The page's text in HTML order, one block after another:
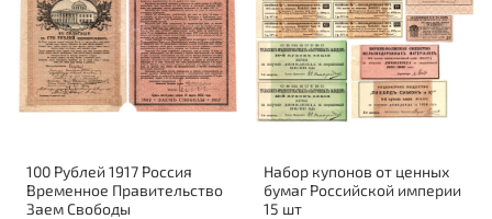
100 Рублей 1917 Россия
Временное Правительство
Заем Свободы
Набор купонов от ценных
бумаг Российской империи
15 шт